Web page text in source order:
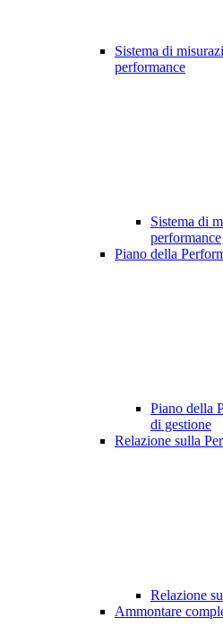
Sistema di
performance
Sistema di
performance
Piano della
Piano della
di gestione
Relazione sulla
Relazione
Ammontare